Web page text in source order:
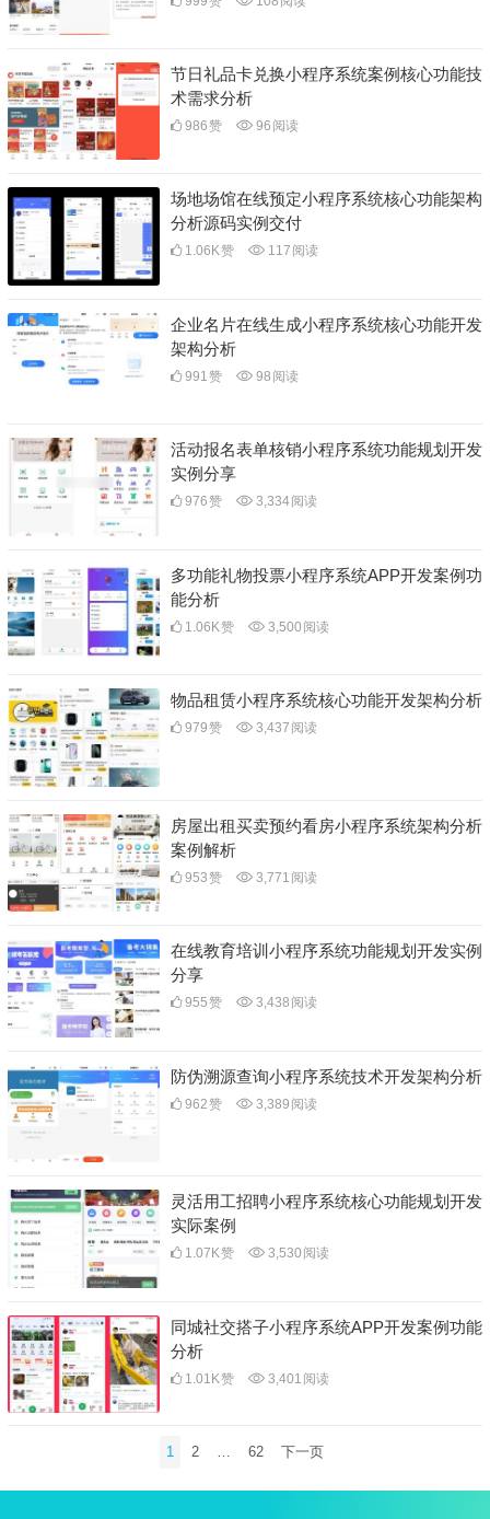
节日礼品卡兑换小程序系统案例核心功能技
术需求分析
986赞 96 阅读
场地场馆在线预定小程序系统核心功能架构
分析源码实例交付
1.06K赞 117 阅读
企业名片在线生成小程序系统核心功能开发
架构分析
991赞 98 阅读
活动报名表单核销小程序系统功能规划开发
实例分享
976赞 3,334阅读
多功能礼物投票小程序系统APP开发案例功
能分析
1.06K赞 3,500 阅读
物品租赁小程序系统核心功能开发架构分析
979赞 3,437 阅读
房屋出租买卖预约看房小程序系统架构分析
案例解析
953赞 3,771 阅读
在线教育培训小程序系统功能规划开发实例
分享
955赞 3,438 阅读
防伪溯源查询小程序系统技术开发架构分析
962赞 3,389 阅读
灵活用工招聘小程序系统核心功能规划开发
实际案例
1.07K赞 3,530 阅读
同城社交搭子小程序系统APP开发案例功能
分析
1.01K赞 3,401 阅读
分
1 2 62 下一页